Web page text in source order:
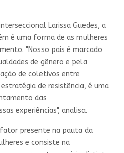
Larissa Guedes, a
é uma forma de as mulheres
"Nosso país é marcado
de gênero e pela
de coletivos entre
de resistência, é uma
das
experiências", analisa.
presente na pauta da
e consiste na